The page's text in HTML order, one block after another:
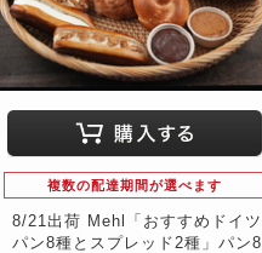
複数の配達期間が選べます
8/21出荷 Mehl「おすすめドイツ
パン8種とスプレッド2種」パン8